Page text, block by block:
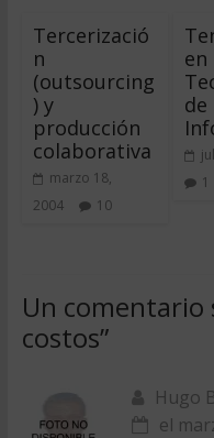
Tercerizació
n
(outsourcing
) y
producción
colaborativa
marzo 18,
2004
10
en
de
1
Un comentario
costos”
Hugo
el